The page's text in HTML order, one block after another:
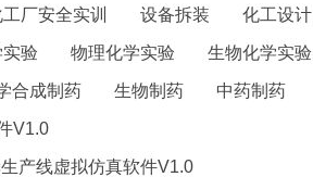
厂安全实训 设备拆装 化工设计
验 物理化学实验 生物化学实验
合成制药 生物制药 中药制药
V1.0
产线虚拟仿真软件V1.0